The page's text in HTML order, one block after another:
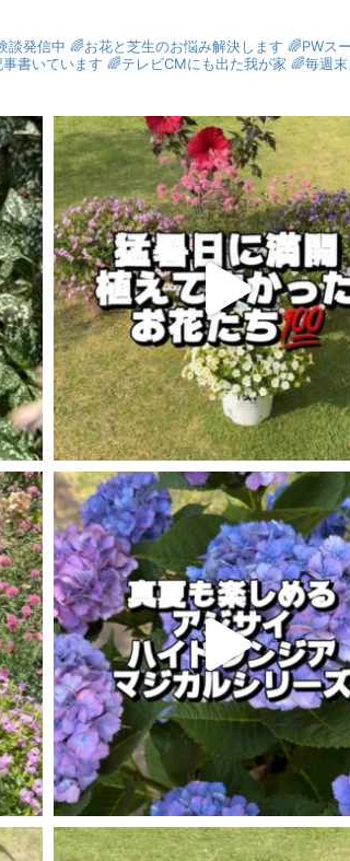
談発信中 🌈お花と芝生のお悩み解決します 🌈PWス
書いています 🌈テレビCMにも出た我が家 🌈毎週